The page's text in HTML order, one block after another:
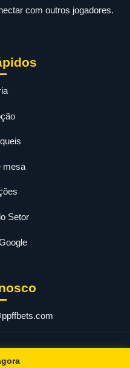
com outros jogadores.
mesa
Setor